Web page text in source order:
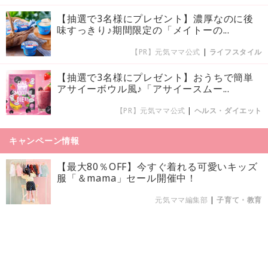
【抽選で3名様にプレゼント】濃厚なのに後
味すっきり♪期間限定の「メイトーの...
【PR】元気ママ公式 | ライフスタイル
【抽選で3名様にプレゼント】おうちで簡単
アサイーボウル風♪「アサイースムー...
【PR】元気ママ公式 | ヘルス・ダイエット
キャンペーン情報
【最大80％OFF】今すぐ着れる可愛いキッズ
服「＆mama」セール開催中！
元気ママ編集部 |子育て・教育